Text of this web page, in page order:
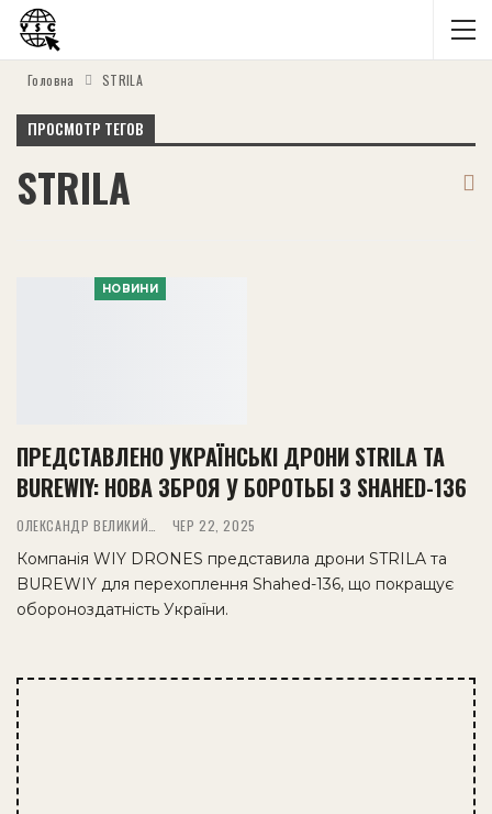
Головна STRILA
ПРОСМОТР ТЕГОВ
STRILA
НОВИНИ
ПРЕДСТАВЛЕНО УКРАЇНСЬКІ ДРОНИ STRILA ТА
BUREWIY: НОВА ЗБРОЯ У БОРОТЬБІ З SHAHED-136
ЧЕР 22, 2025
Компанія WIY DRONES представила дрони STRILA та
BUREWIY для перехоплення Shahed-136, що покращує
обороноздатність України.